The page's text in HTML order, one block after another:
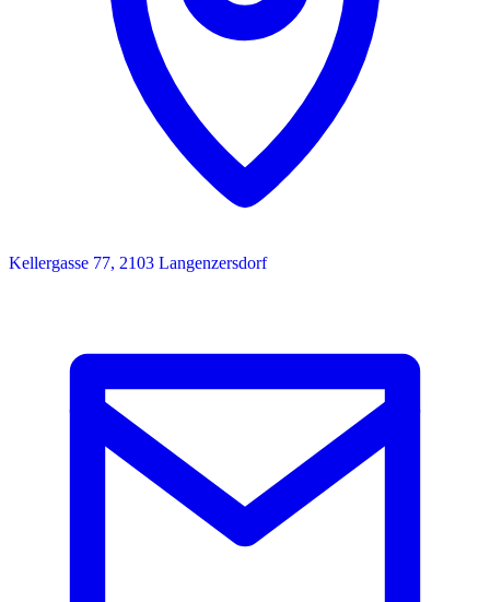
Kellergasse 77, 2103 Langenzersdorf